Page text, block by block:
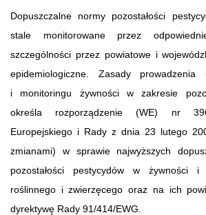
Dopuszczalne normy pozostałości
stale monitorowane przez
szczególności przez powiatowe i
epidemiologiczne. Zasady prowadzenia
i monitoringu żywności w zakresie
określa rozporządzenie (WE) nr
Europejskiego i Rady z dnia 23 lutego
zmianami) w sprawie najwyższych
pozostałości pestycydów w żywności i
roślinnego i zwierzęcego oraz na ich
dyrektywę Rady 91/414/EWG.